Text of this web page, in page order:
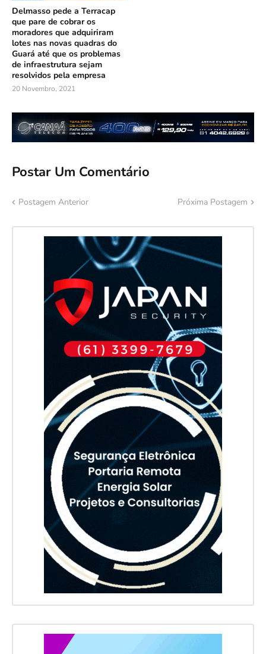
Delmasso pede a Terracap
que pare de cobrar os
moradores que adquiriram
lotes nas novas quadras do
Guará até que os problemas
de infraestrutura sejam
resolvidos pela empresa
20 Novembro, 2021
Postar Um Comentário
Postagem Anterior Próxima Postagem